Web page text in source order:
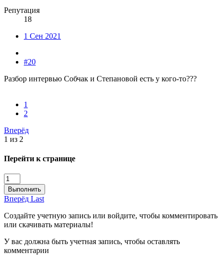
Репутация
18
1 Сен 2021
#20
Разбор интервью Собчак и Степановой есть у кого-то???
1
2
Вперёд
1 из 2
Перейти к странице
Выполнить
Вперёд Last
Создайте учетную запись или войдите, чтобы комментировать
или скачивать материалы!
У вас должна быть учетная запись, чтобы оставлять
комментарии